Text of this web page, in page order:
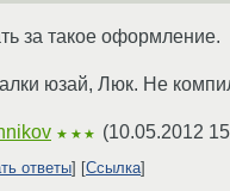
за такое оформление.
юзай, Люк. Не
★★★ (10.05.2012
ответы Ссылка